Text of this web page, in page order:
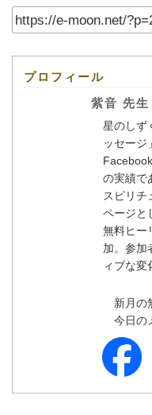
プロフィール
紫音 先生
星のしず
ッセージ
の実績で
スピリチ
ページと
無料ヒー
加。参加
ィブな変
新月の
今日の